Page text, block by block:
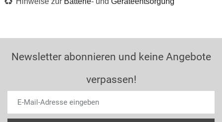
Newsletter abonnieren und keine Angebote
verpassen!